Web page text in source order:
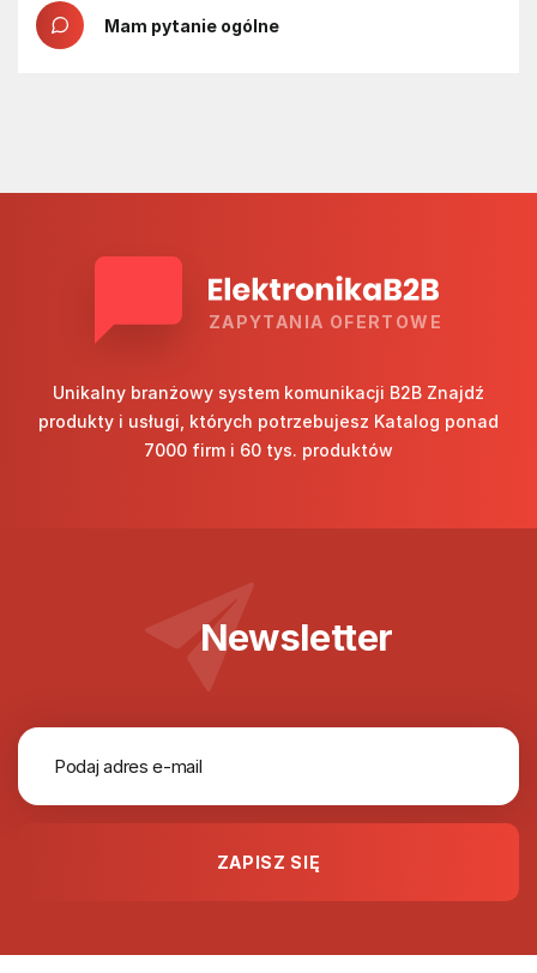
Mam pytanie ogólne
ZAPYTANIA OFERTOWE
Unikalny branżowy system komunikacji B2B Znajdź
produkty i usługi, których potrzebujesz Katalog ponad
7000 firm i 60 tys. produktów
Newsletter